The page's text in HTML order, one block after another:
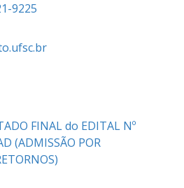
9225
FINAL do EDITAL Nº
(ADMISSÃO POR